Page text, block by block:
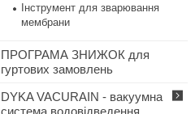
Інструмент для зварювання
мембрани
ПРОГРАМА ЗНИЖОК для
гуртових замовлень
DYKA VACURAIN - вакуумна
система водовідведення